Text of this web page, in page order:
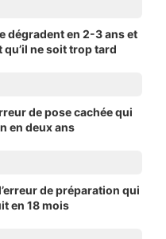
dégradent en 2-3 ans et
ne soit trop tard
de pose cachée qui
en deux ans
de préparation qui
en 18 mois